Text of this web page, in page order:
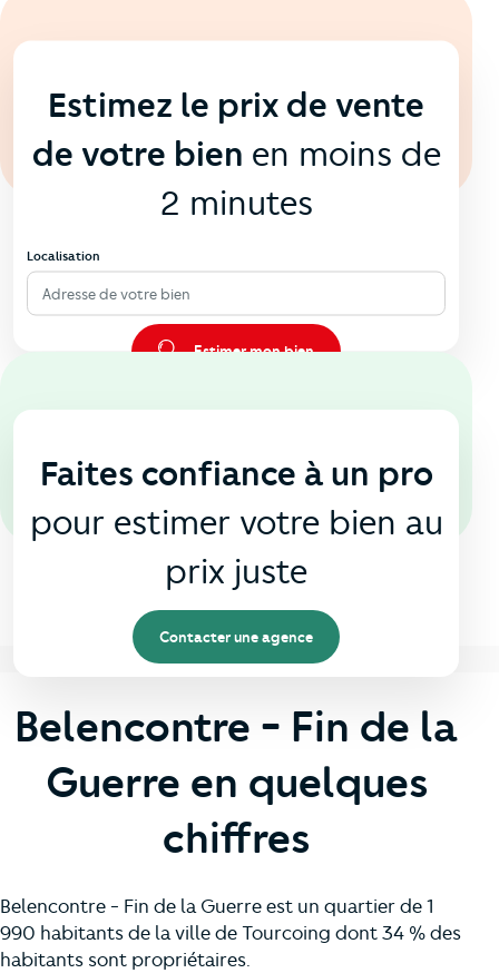
Estimez le prix de vente
de votre bien en moins de
2 minutes
Localisation
Adresse de votre bien
Estimer mon bien
En agence
Faites confiance à un pro
pour estimer votre bien au
prix juste
Contacter une agence
Belencontre - Fin de la
Guerre en quelques
chiffres
Belencontre - Fin de la Guerre est un quartier de 1
990 habitants de la ville de Tourcoing dont 34 % des
habitants sont propriétaires.